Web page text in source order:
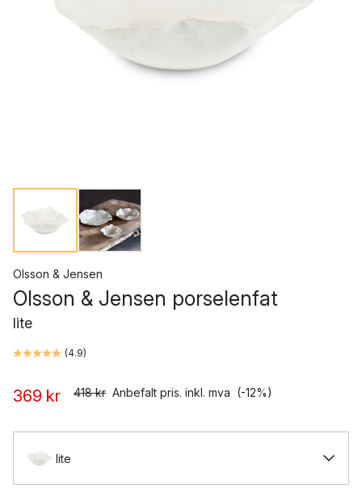
Olsson & Jensen
Olsson & Jensen porselenfat
lite
(4.9)
369 kr 418 kr Anbefalt pris. inkl. mva (-12%)
lite